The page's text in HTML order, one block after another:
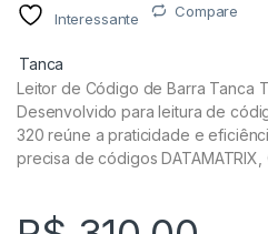
Interessante Compare
Tanca
Leitor de Código de Barra Tanca
Desenvolvido para leitura de
320 reúne a praticidade e
precisa de códigos DATAMATRIX,